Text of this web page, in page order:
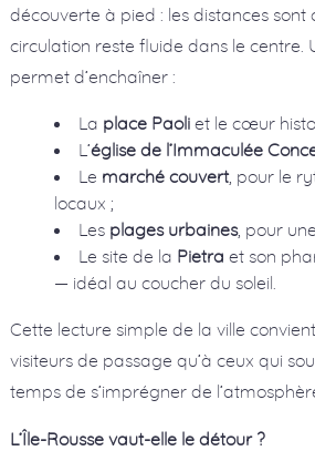
découverte à pied : les distances sont
circulation reste fluide dans le centre.
permet d’enchaîner :
La place Paoliet le cœur
L’église de l’Immaculée
Le marché couvert, pour le
locaux ;
Les plages urbaines, pour
Le site de la Pietra et son
— idéal au coucher du soleil.
Cette lecture simple de la ville
visiteurs de passage qu’à ceux qui
temps de s’imprégner de
L’Île-Rousse vaut-elle le détour ?